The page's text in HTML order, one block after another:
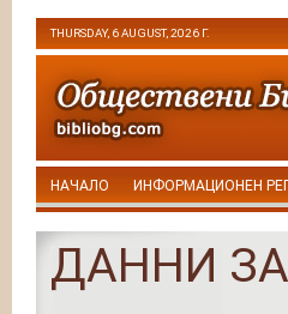
THURSDAY, 6 AUGUST, 2026 Г.
НАЧАЛО ИНФОРМАЦИОНЕН
ДАННИ